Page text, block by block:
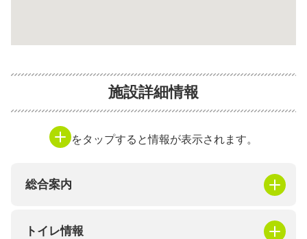
施設詳細情報
をタップすると情報が表示されます。
総合案内
トイレ情報